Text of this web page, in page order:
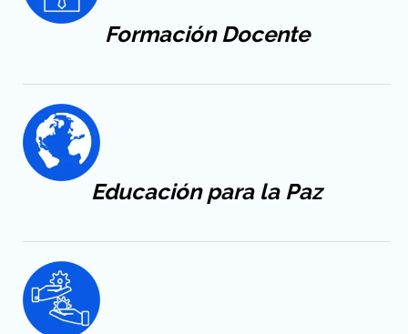
FormaciónDocente
Educaciónpara la Paz